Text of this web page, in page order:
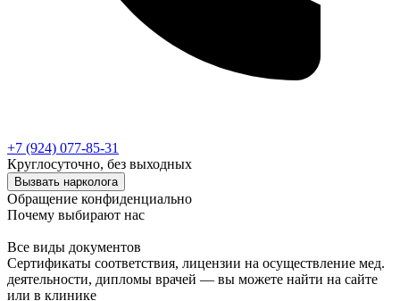
+7 (924) 077-85-31
Круглосуточно, без выходных
Вызвать нарколога
Обращение конфиденциально
Почему выбирают нас
Все виды документов
Сертификаты соответствия, лицензии на осуществление мед.
деятельности, дипломы врачей — вы можете найти на сайте
или в клинике